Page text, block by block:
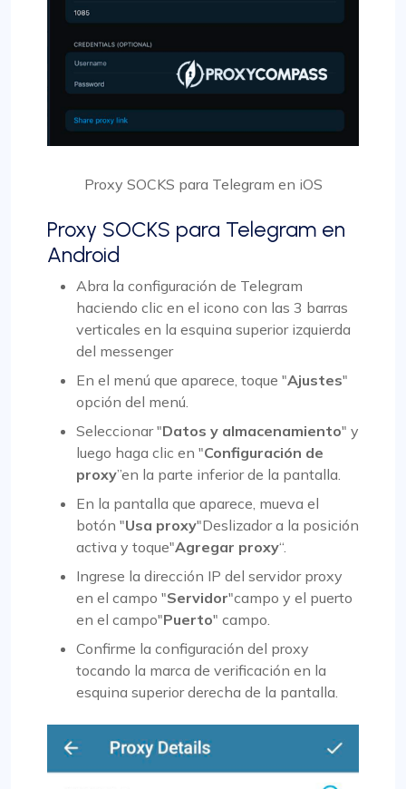
Proxy SOCKS para Telegram en iOS
Proxy SOCKS para Telegram en
Android
Abra la configuración de Telegram
haciendo clic en el icono con las 3 barras
verticales en la esquina superior izquierda
del messenger
En el menú que aparece, toque "Ajustes"
opción del menú.
Seleccionar "Datos y almacenamiento" y
luego haga clic en "Configuración de
proxy”en la parte inferior de la pantalla.
En la pantalla que aparece, mueva el
botón "Usa proxy"Deslizador a la posición
activa y toque"Agregar proxy“.
Ingrese la dirección IP del servidor proxy
en el campo "Servidor"campo y el puerto
en el campo"Puerto" campo.
Confirme la configuración del proxy
tocando la marca de verificación en la
esquina superior derecha de la pantalla.